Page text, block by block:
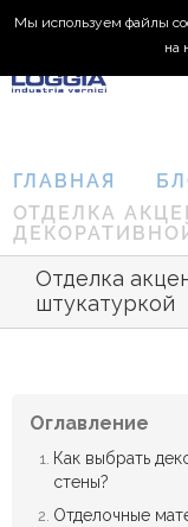
ГЛАВНАЯ
ОТДЕЛКА
Отделка
штукатуркой
Оглавление
Как выбрать
стены?
Отделочные
Мы используем файлы
на